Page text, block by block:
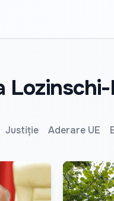
Justiție Aderare UE